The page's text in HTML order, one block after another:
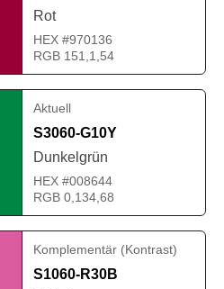
Rot
HEX #970136
RGB 151,1,54
Aktuell
S3060-G10Y
Dunkelgrün
HEX #008644
RGB 0,134,68
Komplementär (Kontrast)
S1060-R30B